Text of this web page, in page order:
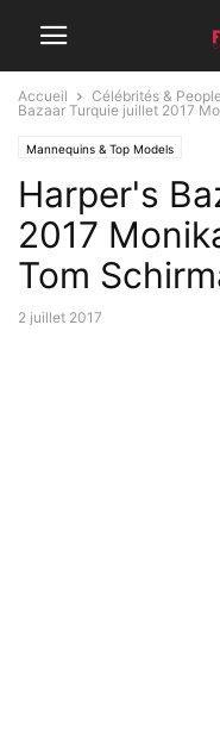
Accueil Célébrités &
Bazaar Turquie juillet 2017
Mannequins & Top Models
Harper's
2017
Tom
2 juillet 2017